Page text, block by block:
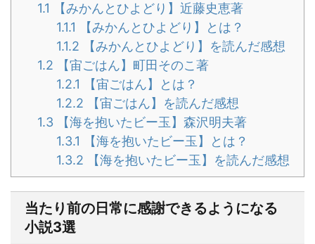
1.1 【みかんとひよどり】近藤史恵著
1.1.1 【みかんとひよどり】とは？
1.1.2 【みかんとひよどり】を読んだ感想
1.2 【宙ごはん】町田そのこ著
1.2.1 【宙ごはん】とは？
1.2.2 【宙ごはん】を読んだ感想
1.3 【海を抱いたビー玉】森沢明夫著
1.3.1 【海を抱いたビー玉】とは？
1.3.2 【海を抱いたビー玉】を読んだ感想
当たり前の日常に感謝できるようになる
小説3選